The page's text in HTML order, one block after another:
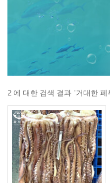
2 에 대한 검색 결과 "거대한